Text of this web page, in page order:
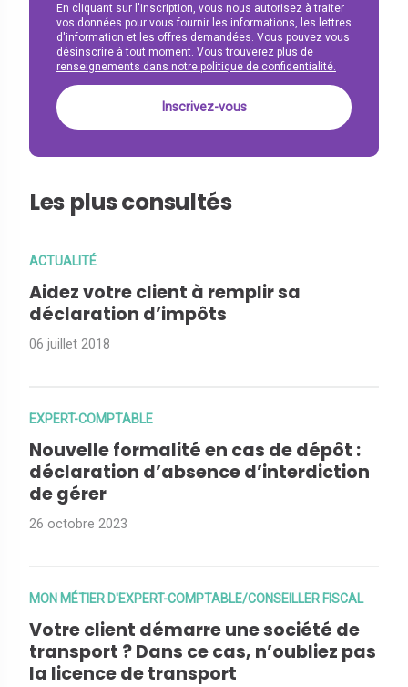
En cliquant sur l'inscription, vous nous autorisez à traiter
vos données pour vous fournir les informations, les lettres
d'information et les offres demandées. Vous pouvez vous
désinscrire à tout moment. Vous trouverez plus de
renseignements dans notre politique de confidentialité.
Les plus consultés
ACTUALITÉ
Aidez votre client à remplir sa
déclaration d’impôts
06 juillet 2018
EXPERT-COMPTABLE
Nouvelle formalité en cas de dépôt :
déclaration d’absence d’interdiction
de gérer
26 octobre 2023
MON MÉTIER D'EXPERT-COMPTABLE/CONSEILLER FISCAL
Votre client démarre une société de
transport ? Dans ce cas, n’oubliez pas
la licence de transport